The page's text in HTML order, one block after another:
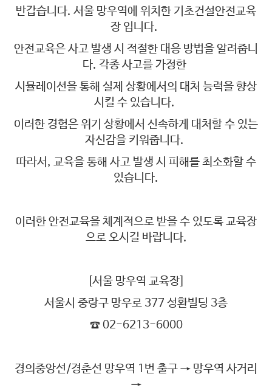
반갑습니다. 서울 망우역에 위치한 기초건설안전교육
장 입니다.
안전교육은 사고 발생 시 적절한 대응 방법을 알려줍니
다. 각종 사고를 가정한
시뮬레이션을 통해 실제 상황에서의 대처 능력을 향상
시킬 수 있습니다.
이러한 경험은 위기 상황에서 신속하게 대처할 수 있는
자신감을 키워줍니다.
따라서, 교육을 통해 사고 발생 시 피해를 최소화할 수
있습니다.
이러한 안전교육을 체계적으로 받을 수 있도록 교육장
으로 오시길 바랍니다.
[서울 망우역 교육장]
서울시 중랑구 망우로 377 성환빌딩 3층
☎ 02-6213-6000
경의중앙선/경춘선 망우역 1번 출구 → 망우역 사거리
→